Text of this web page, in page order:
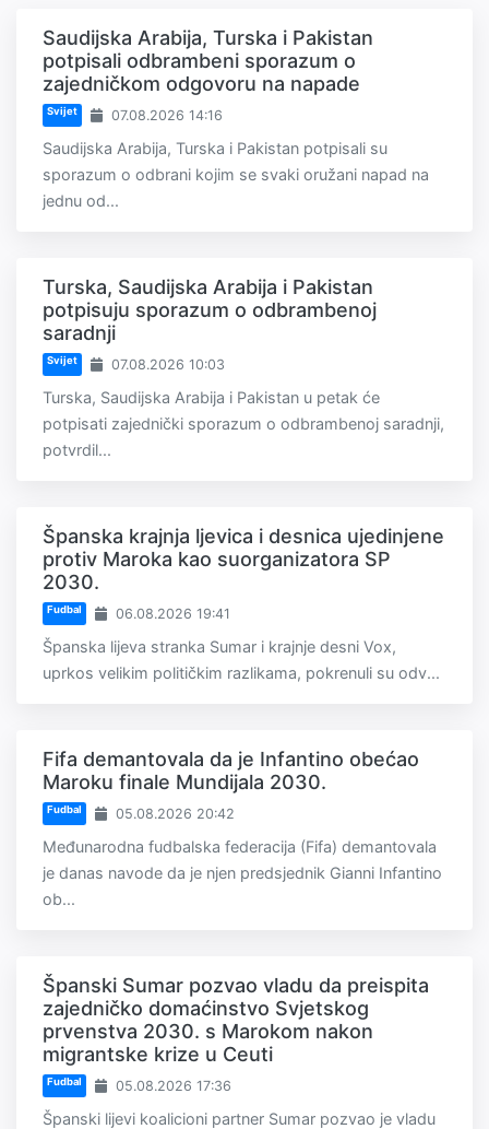
Saudijska Arabija, Turska i Pakistan
potpisali odbrambeni sporazum o
zajedničkom odgovoru na napade
Svijet 07.08.2026 14:16
Saudijska Arabija, Turska i Pakistan potpisali su
sporazum o odbrani kojim se svaki oružani napad na
jednu od...
Turska, Saudijska Arabija i Pakistan
potpisuju sporazum o odbrambenoj
saradnji
Svijet 07.08.2026 10:03
Turska, Saudijska Arabija i Pakistan u petak će
potpisati zajednički sporazum o odbrambenoj saradnji,
potvrdil...
Španska krajnja ljevica i desnica ujedinjene
protiv Maroka kao suorganizatora SP
2030.
Fudbal 06.08.2026 19:41
Španska lijeva stranka Sumar i krajnje desni Vox,
uprkos velikim političkim razlikama, pokrenuli su odv...
Fifa demantovala da je Infantino obećao
Maroku finale Mundijala 2030.
Fudbal 05.08.2026 20:42
Međunarodna fudbalska federacija (Fifa) demantovala
je danas navode da je njen predsjednik Gianni Infantino
ob...
Španski Sumar pozvao vladu da preispita
zajedničko domaćinstvo Svjetskog
prvenstva 2030. s Marokom nakon
migrantske krize u Ceuti
Fudbal 05.08.2026 17:36
Španski lijevi koalicioni partner Sumar pozvao je vladu